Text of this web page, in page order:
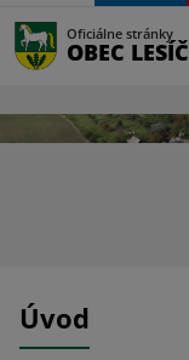
Oficiálne stránky
OBEC
Úvod